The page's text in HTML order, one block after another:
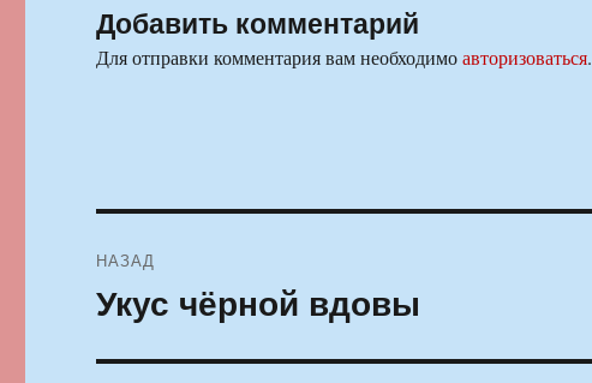
Добавить комментарий
Для отправки комментария вам необходимоавторизоваться.
по
НАЗАД
Предыдущая
запись:
Укус чёрной вдовы